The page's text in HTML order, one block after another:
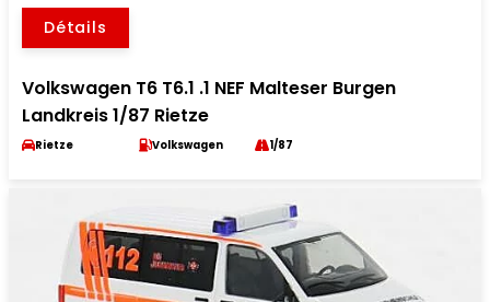
Détails
Volkswagen T6 T6.1 .1 NEF Malteser Burgen
Landkreis 1/87 Rietze
Rietze Volkswagen 1/87